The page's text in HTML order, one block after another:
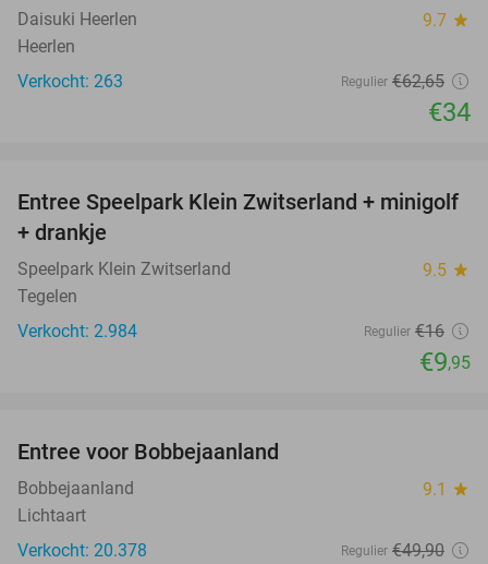
Daisuki Heerlen 9.7 star
Heerlen
Verkocht: 263
Regulier €62,65
€34
38%
Entree Speelpark Klein Zwitserland + minigolf
+ drankje
Speelpark Klein Zwitserland 9.5 star
Tegelen
Verkocht: 2.984
Regulier €16
€9,95
Entree voor Bobbejaanland
Bobbejaanland 9.1 star
Lichtaart
Verkocht: 20.378
Regulier €49,90